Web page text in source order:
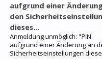
aufgrund einer
den
dieses...
Anmeldung unmöglich: "PIN
aufgrund einer Änderung an
Sicherheitseinstellungen